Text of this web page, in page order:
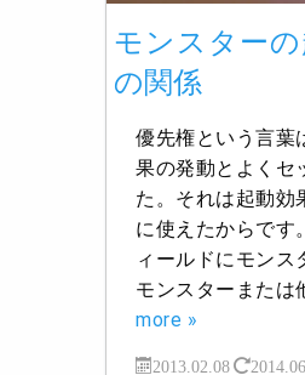
モンスター
の関係
優先権という言葉
果の発動とよくセ
た。それは起動効
に使えたからです
ィールドにモンス
モンスターまたは
more »
2013.02.08